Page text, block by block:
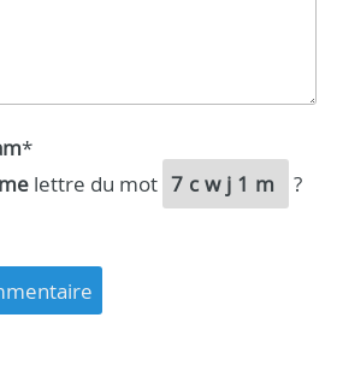
*
lettre du mot 7cwj1m ?